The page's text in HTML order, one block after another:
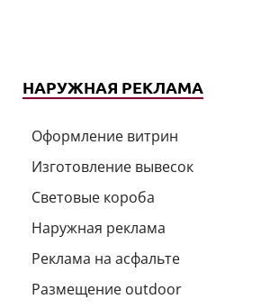
НАРУЖНАЯ РЕКЛАМА
Оформление витрин
Изготовление вывесок
Световые короба
Наружная реклама
Реклама на асфальте
Размещение outdoor